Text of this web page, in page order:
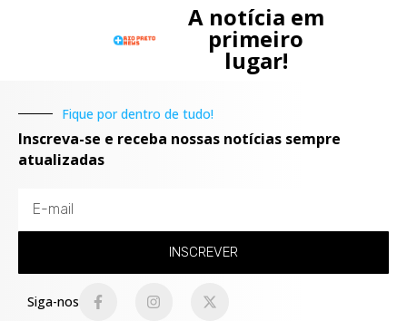
A notícia em
primeiro
lugar!
Fique por dentro de tudo!
Inscreva-se e receba nossas notícias sempre
atualizadas
INSCREVER
Siga-nos